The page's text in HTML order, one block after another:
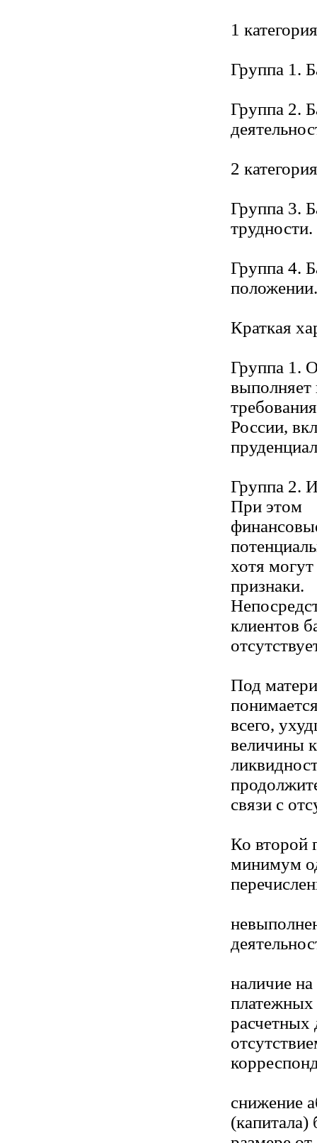
1
Группа 1.
Группа 2.
2
Группа 3.
трудности.
Группа 4.
положении.
Краткая
Группа 1.
выполняет
России,
Группа 2.
При этом
хотя
признаки.
клиентов
Под
всего,
величины
связи с
Ко второй
минимум
наличие
платежных
расчетных
снижение
(капитала)